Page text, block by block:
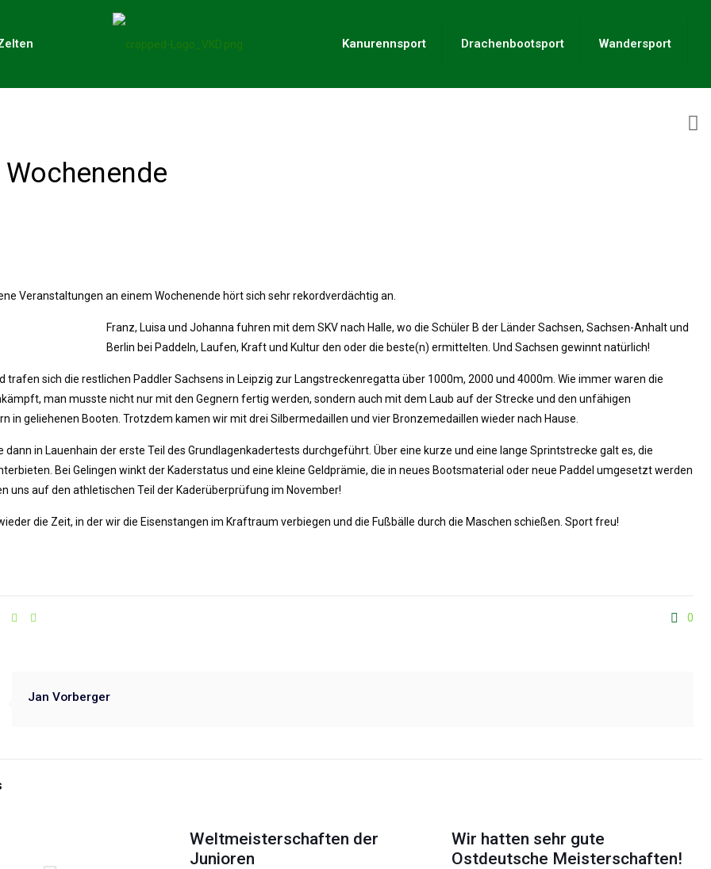
Kanurennsport Drachenbootsport Wandersport
Veranstaltungen an einem Wochenende hört sich sehr rekordverdächtig an.
Franz, Luisa und Johanna fuhren mit dem SKV nach Halle, wo die Schüler B der Länder Sachsen, Sachsen-Anhalt und
Berlin bei Paddeln, Laufen, Kraft und Kultur den oder die beste(n) ermittelten. Und Sachsen gewinnt natürlich!
trafen sich die restlichen Paddler Sachsens in Leipzig zur Langstreckenregatta über 1000m, 2000 und 4000m. Wie immer waren die
man musste nicht nur mit den Gegnern fertig werden, sondern auch mit dem Laub auf der Strecke und den unfähigen
in geliehenen Booten. Trotzdem kamen wir mit drei Silbermedaillen und vier Bronzemedaillen wieder nach Hause.
dann in Lauenhain der erste Teil des Grundlagenkadertests durchgeführt. Über eine kurze und eine lange Sprintstrecke galt es, die
Bei Gelingen winkt der Kaderstatus und eine kleine Geldprämie, die in neues Bootsmaterial oder neue Paddel umgesetzt werden
uns auf den athletischen Teil der Kaderüberprüfung im November!
die Zeit, in der wir die Eisenstangen im Kraftraum verbiegen und die Fußbälle durch die Maschen schießen. Sport freu!
0
Jan Vorberger
Weltmeisterschaften der
Junioren
Wir hatten sehr gute
Ostdeutsche Meisterschaften!